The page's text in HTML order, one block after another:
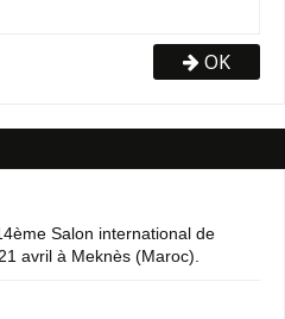
OK
Salon international de
avril à Meknès (Maroc).